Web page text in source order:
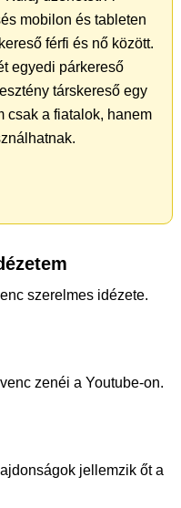
mobilon és tableten
férfi és nő között.
egyedi párkereső
társkereső egy
csak a fiatalok, hanem
szerelmes idézete.
zenéi a Youtube-on.
jellemzik őt a